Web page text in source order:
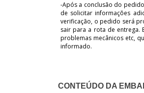
-Após a conclusão do
de solicitar informações
verificação, o pedido será
sair para a rota de entrega.
problemas mecânicos etc,
informado.
CONTEÚDO DA